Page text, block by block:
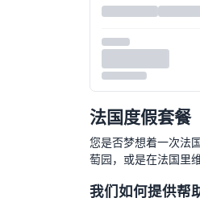
法国度假套餐
您是否梦想着一次法
萄园，或是在法国里
我们如何提供帮